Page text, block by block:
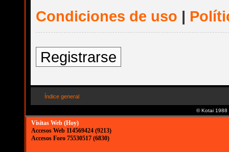
Condiciones de uso |
Registrarse
Índice general
© Kotai 1988
Visitas Web (Hoy)
Accesos Web 114569424 (9213)
Accesos Foro 75530517 (6830)